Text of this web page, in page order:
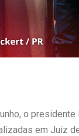
o presidente
em Juiz